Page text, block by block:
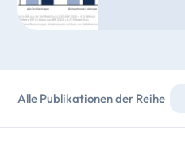
Alle Publikationen der Reihe